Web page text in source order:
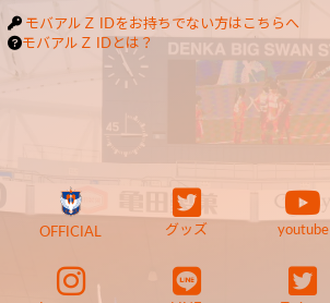
モバアルＺ IDをお持ちでない方はこちらへ
モバアルＺ IDとは？
OFFICIAL グッズ youtube